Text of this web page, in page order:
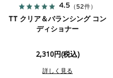
4.5 （52件）
TT クリア＆バランシング コン
ディショナー
2,310円(税込)
詳しく見る